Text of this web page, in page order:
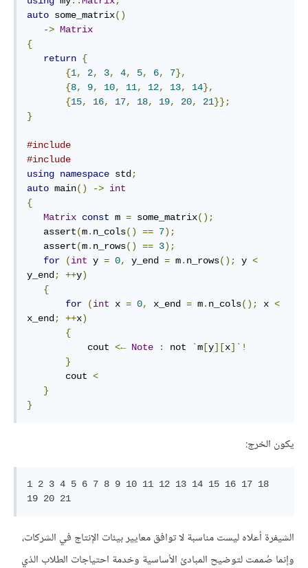
auto some_matrix()
-> Matrix
{
return {
{1, 2, 3, 4, 5, 6, 7},
{8, 9, 10, 11, 12, 13, 14},
{15, 16, 17, 18, 19, 20, 21}};
}
#include
#include
using namespace std ;
auto main() -> int
{
Matrix const m = some_matrix();
   assert
(m. n_cols() == 7);
   assert
(m. n_rows() == 3);
for
(int y = 0, y_end = m. n_rows(); y <
y_end ; ++y)
{
for
(int x = 0, x_end = m. n_cols(); x <
x_end ; ++x)
{
           cout
<← Note : not `m [y][x]`!
}
       cout
<
}
}
يكون الخرج:
1 2 3 4 5 6 7 8 9 10 11 12 13 14 15 16 17 18
الشيفرة أعلاه ليست مناسبة لا توافق معايير بيئات الإنتاج في الشركات،
وإنما صُممت لتوضيح المبادئ الأساسية وخدمة احتياجات الطلاب الذي